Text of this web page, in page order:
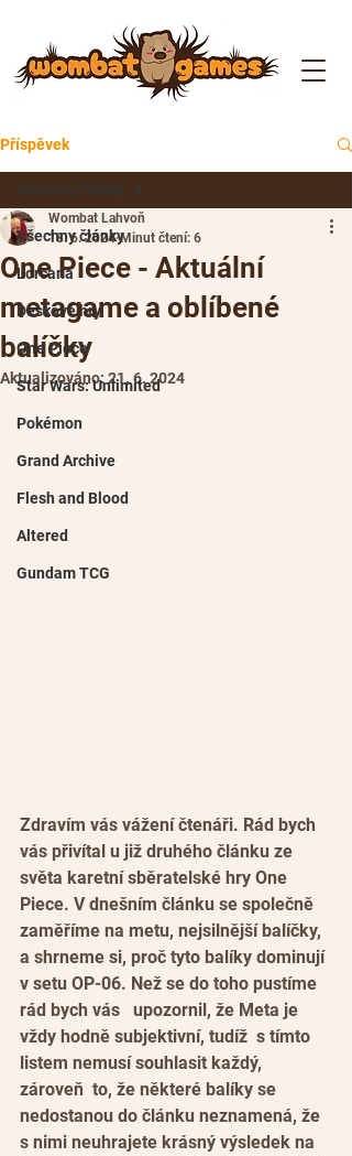
Příspěvek
Všechny články
Lorcana
Deskové hry
One Piece
Star Wars: Unlimited
Pokémon
Grand Archive
Flesh and Blood
Altered
Gundam TCG
Všechny články
One Piece - Aktuální
metagame a oblíbené
balíčky
Wombat Lahvoň
18. 6. 2024 Minut čtení: 6
Aktualizováno: 21. 6. 2024
Zdravím vás vážení čtenáři. Rád bych
vás přivítal u již druhého článku ze
světa karetní sběratelské hry One
Piece. V dnešním článku se společně
zaměříme na metu, nejsilnější balíčky,
a shrneme si, proč tyto balíky dominují
v setu OP-06. Než se do toho pustíme
rád bych vás   upozornil, že Meta je
vždy hodně subjektivní, tudíž  s tímto
listem nemusí souhlasit každý,
zároveň  to, že některé balíky se
nedostanou do článku neznamená, že
s nimi neuhrajete krásný výsledek na